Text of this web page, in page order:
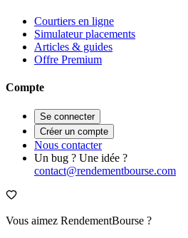
Courtiers en ligne
Simulateur placements
Articles & guides
Offre Premium
Compte
Se connecter
Créer un compte
Nous contacter
Un bug ? Une idée ?
contact@rendementbourse.com
Vous aimez RendementBourse ?